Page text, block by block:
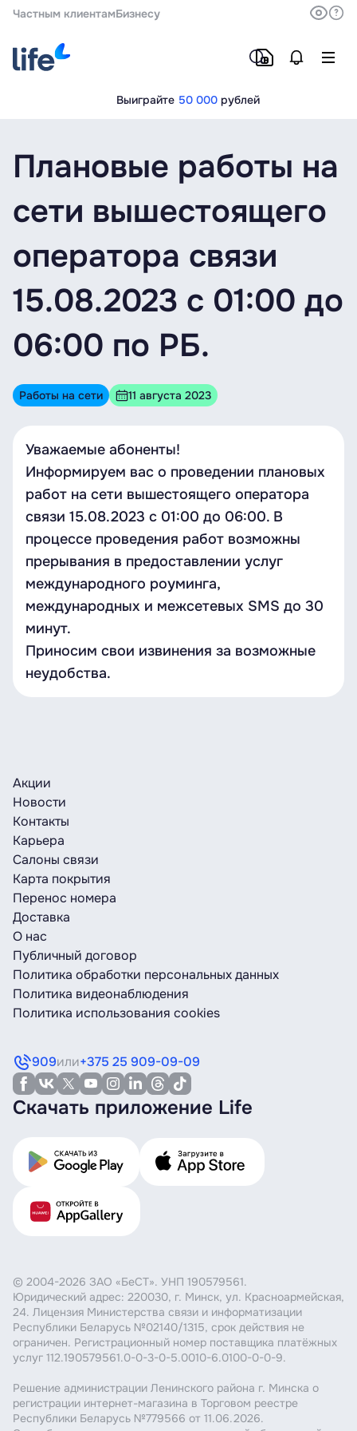
Частным клиентамБизнесу
Выиграйте 50 000 рублей
Плановые работы на
сети вышестоящего
оператора связи
15.08.2023 с 01:00 до
06:00 по РБ.
Работы на сети 11 августа 2023
Уважаемые абоненты!
Информируем вас о проведении плановых
работ на сети вышестоящего оператора
связи 15.08.2023 с 01:00 до 06:00. В
процессе проведения работ возможны
прерывания в предоставлении услуг
международного роуминга,
международных и межсетевых SMS до 30
минут.
Приносим свои извинения за возможные
неудобства.
Акции
Новости
Контакты
Карьера
Салоны связи
Карта покрытия
Перенос номера
Доставка
О нас
Публичный договор
Политика обработки персональных данных
Политика видеонаблюдения
Политика использования cookies
909или+375 25 909-09-09
Скачать приложение Life
© 2004-2026 ЗАО «БеСТ». УНП 190579561.
Юридический адрес: 220030, г. Минск, ул. Красноармейская,
24. Лицензия Министерства связи и информатизации
Республики Беларусь №02140/1315, срок действия не
ограничен. Регистрационный номер поставщика платёжных
услуг 112.190579561.0-0-3-0-5.0010-6.0100-0-0-9.
Решение администрации Ленинского района г. Минска о
регистрации интернет-магазина в Торговом реестре
Республики Беларусь №779566 от 11.06.2026.